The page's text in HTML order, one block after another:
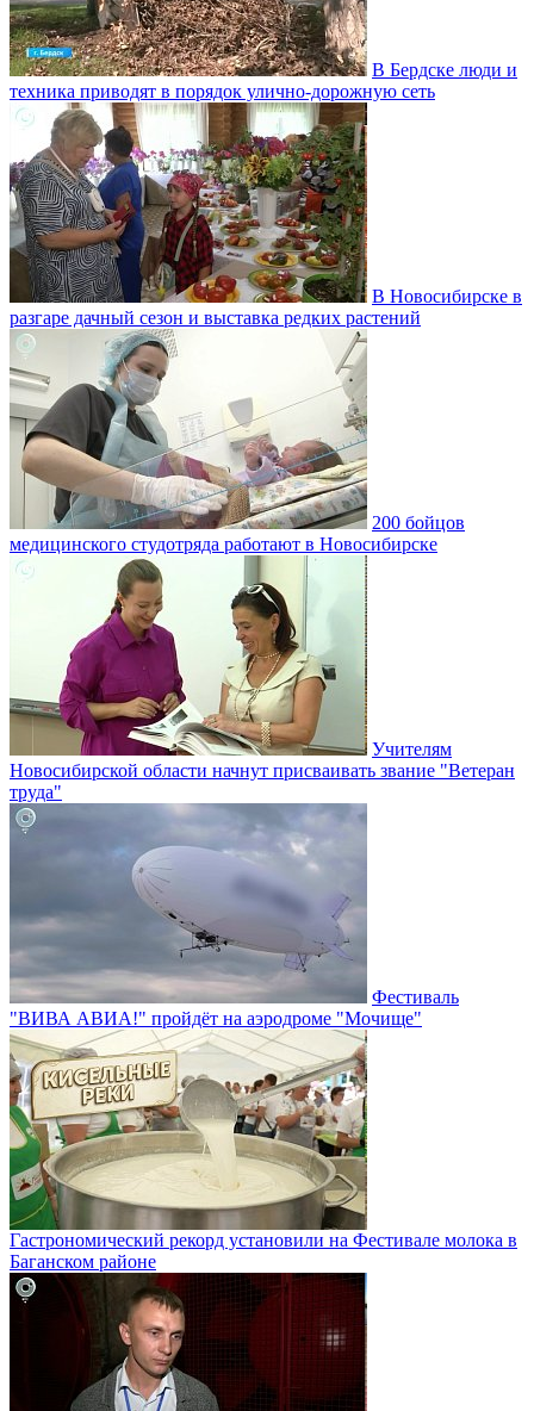
В Бердске люди и
техника приводят в порядок улично‑дорожную сеть
В Новосибирске в
разгаре дачный сезон и выставка редких растений
200 бойцов
медицинского студотряда работают в Новосибирске
Учителям
Новосибирской области начнут присваивать звание "Ветеран
труда"
Фестиваль
"ВИВА АВИА!" пройдёт на аэродроме "Мочище"
Гастрономический рекорд установили на Фестивале молока в
Баганском районе